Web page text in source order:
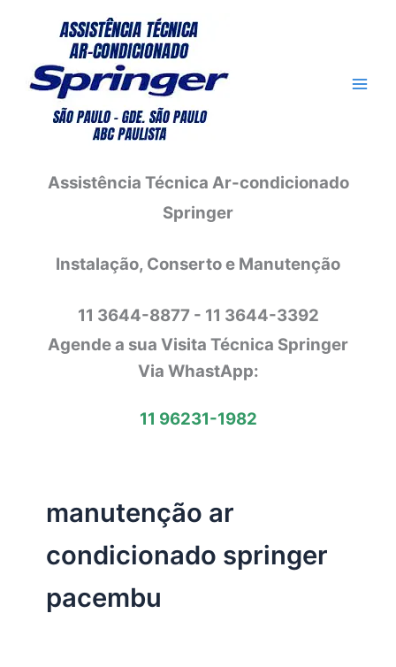
conteúdo
Assistência Técnica Ar-condicionado
Springer
Instalação, Conserto e Manutenção
11 3644-8877 - 11 3644-3392
Agende a sua Visita Técnica Springer
Via WhastApp:
11 96231-1982
manutenção ar
condicionado springer
pacembu